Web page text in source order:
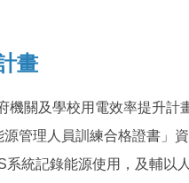
畫
機關及學校用電效率提升計
源管理人員訓練合格證書」
系統記錄能源使用，及輔以